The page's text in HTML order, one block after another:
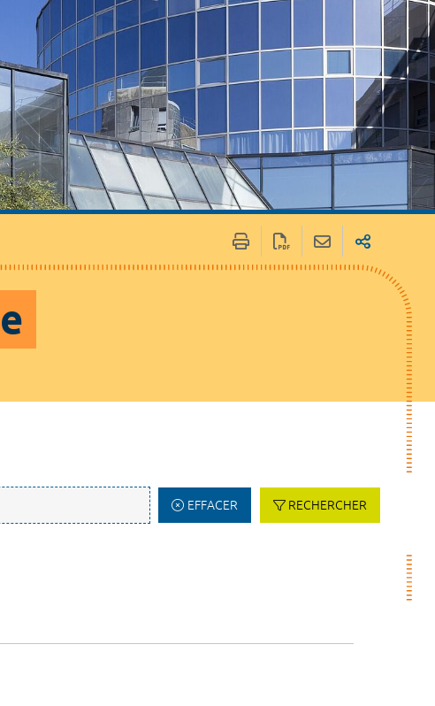
EFFACER RECHERCHER